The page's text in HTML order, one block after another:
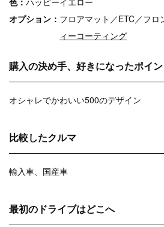
オプション： フロアマット／ETC／フロ
ィーコーティング
購入の決め手、好きになったポイン
オシャレでかわいい500のデザイン
比較したクルマ
輸入車、国産車
最初のドライブはどこへ